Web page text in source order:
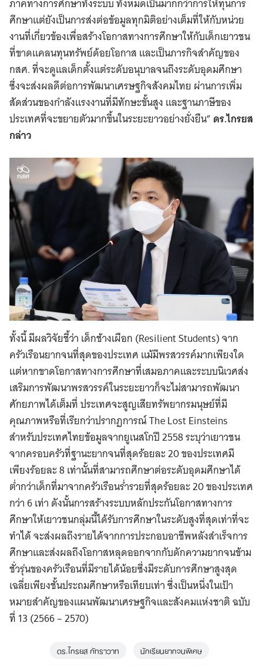
Search
for:
ศึกษาแต่ยังเป็นการส่งต่อข้อมูลทุกมิติอย่างเต็มที่ให้กับหน่วย
งานที่เกี่ยวข้องเพื่อสร้างโอกาสทางการศึกษาให้กับเด็กเยาวชน
ที่ขาดแคลนทุนทรัพย์ด้อยโอกาส และเป็นภารกิจสำคัญของ
กสศ. ที่จะดูแลเด็กตั้งแต่ระดับอนุบาลจนถึงระดับอุดมศึกษา
ซึ่งจะส่งผลดีต่อการพัฒนาเศรษฐกิจสังคมไทย ผ่านการเพิ่ม
สัดส่วนของกำลังแรงงานที่มีทักษะขั้นสูง และฐานภาษีของ
ประเทศที่จะขยายตัวมากขึ้นในระยะยาวอย่างยั่งยืน” ดร.ไกรยส
กล่าว
ทั้งนี้ มีผลวิจัยชี้ว่า เด็กช้างเผือก (Resilient Students) จาก
ครัวเรือนยากจนที่สุดของประเทศ แม้มีพรสวรรค์มากเพียงใด
แต่หากขาดโอกาสทางการศึกษาที่เสมอภาคและระบบนิเวศส่ง
เสริมการพัฒนาพรสวรรค์ในระยะยาวก็จะไม่สามารถพัฒนา
ศักยภาพได้เต็มที่ ประเทศจะสูญเสียทรัพยากรมนุษย์ที่มี
คุณภาพหรือที่เรียกว่าปรากฏการณ์ The Lost Einsteins
สำหรับประเทศไทยข้อมูลจากยูเนสโกปี 2558 ระบุว่าเยาวชน
จากครอบครัวที่ฐานะยากจนที่สุดร้อยละ 20 ของประเทศมี
เพียงร้อยละ 8 เท่านั้นที่สามารถศึกษาต่อระดับอุดมศึกษาได้
ต่ำกว่าเด็กที่มาจากครัวเรือนร่ำรวยที่สุดร้อยละ 20 ของประเทศ
กว่า 6 เท่า ดังนั้นการสร้างระบบหลักประกันโอกาสทางการ
ศึกษาให้เยาวชนกลุ่มนี้ได้รับการศึกษาในระดับสูงที่สุดเท่าที่จะ
ทำได้ จะส่งผลถึงรายได้จากการประกอบอาชีพหลังสำเร็จการ
ศึกษาและส่งผลถึงโอกาสหลุดออกจากกับดักความยากจนข้าม
ชั่วรุ่นของครัวเรือนที่มีรายได้น้อยซึ่งมีระดับการศึกษาสูงสุด
เฉลี่ยเพียงชั้นประถมศึกษาหรือเทียบเท่า ซึ่งเป็นหนึ่งในเป้า
หมายสำคัญของแผนพัฒนาเศรษฐกิจและสังคมแห่งชาติ ฉบับ
ที่ 13 (2566 – 2570)
ดร.ไกรยส ภัทราวาท
นักเรียนยากจนพิเศษ